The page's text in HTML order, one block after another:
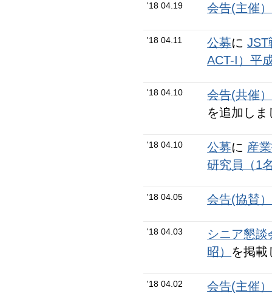
'18 04.19 会告(主催）
'18 04.11 公募にJST
ACT-I）平
'18 04.10
会告(共催）
を追加しま
'18 04.10 公募に 産
研究員（1
'18 04.05 会告(協賛）
'18 04.03
シニア懇談
昭） を掲載
'18 04.02 会告(主催）